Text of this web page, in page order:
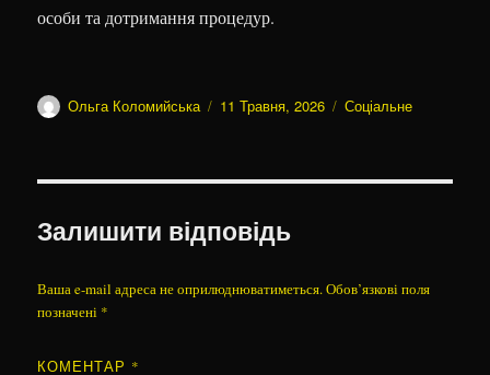
особи та дотримання процедур.
Автор
Ольга Коломийська Оприлюднено
11 Травня, 2026 Категорії
Соціальне
Залишити відповідь
Ваша e-mail адреса не оприлюднюватиметься.Обов’язкові поля
позначені *
КОМЕНТАР *